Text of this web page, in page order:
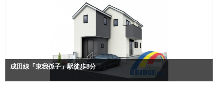
成田線「東我孫子」駅徒歩8分